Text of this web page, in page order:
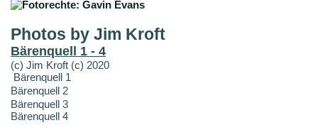
Photos by Jim Kroft
Bärenquell 1 - 4
(c) Jim Kroft (c) 2020
Bärenquell 1
Bärenquell 2
Bärenquell 3
Bärenquell 4